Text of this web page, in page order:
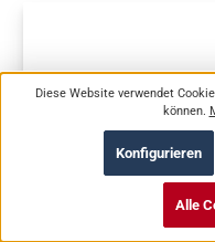
Diese Website verwendet
können.
Konfigurieren
Alle